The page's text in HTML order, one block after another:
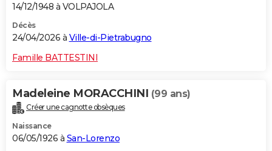
14/12/1948 à VOLPAJOLA
Décès
24/04/2026 à Ville-di-Pietrabugno
Famille BATTESTINI
Madeleine MORACCHINI (99 ans)
Créer une cagnotte obsèques
Naissance
06/05/1926 à San-Lorenzo